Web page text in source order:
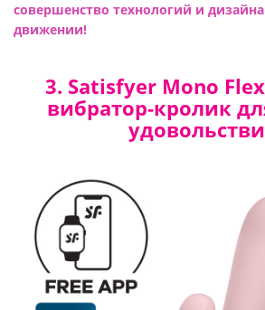
совершенство технологий и
движении!
3. Satisfyer Mono
вибратор-кролик